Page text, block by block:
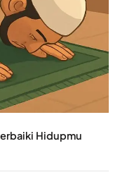
Hidupmu